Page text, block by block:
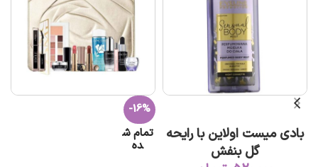
بادی میست اولاین با رایحه
گل بنفش
-16%
تمام ش
ده